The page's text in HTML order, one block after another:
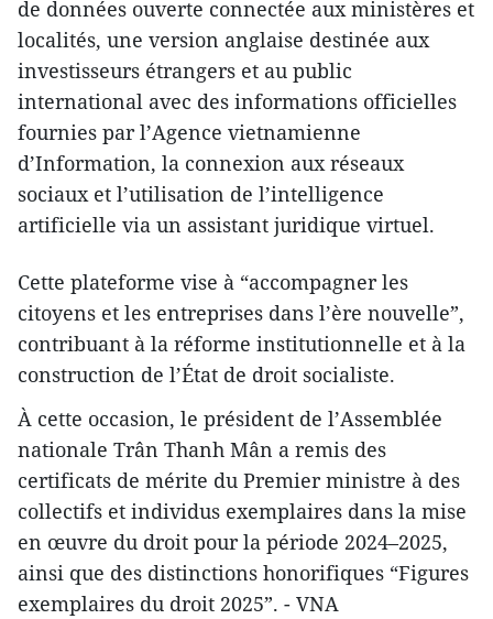
de données ouverte connectée aux ministères et
localités, une version anglaise destinée aux
investisseurs étrangers et au public
international avec des informations officielles
fournies par l’Agence vietnamienne
d’Information, la connexion aux réseaux
sociaux et l’utilisation de l’intelligence
artificielle via un assistant juridique virtuel.
Cette plateforme vise à “accompagner les
citoyens et les entreprises dans l’ère nouvelle”,
contribuant à la réforme institutionnelle et à la
construction de l’État de droit socialiste.
À cette occasion, le président de l’Assemblée
nationale Trân Thanh Mân a remis des
certificats de mérite du Premier ministre à des
collectifs et individus exemplaires dans la mise
en œuvre du droit pour la période 2024–2025,
ainsi que des distinctions honorifiques “Figures
exemplaires du droit 2025”. - VNA